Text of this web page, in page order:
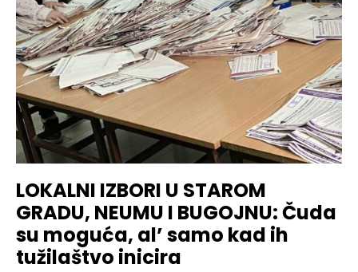
LOKALNI IZBORI U STAROM
GRADU, NEUMU I BUGOJNU: Čuda
su moguća, al’ samo kad ih
tužilaštvo inicira